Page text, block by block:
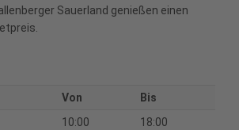
Sauerland genießen einen
Von
Bis
10:00
18:00